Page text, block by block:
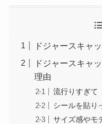
ドジャースキャ
ドジャースキャ
理由
流行りすぎて
シールを貼り
サイズ感やモ